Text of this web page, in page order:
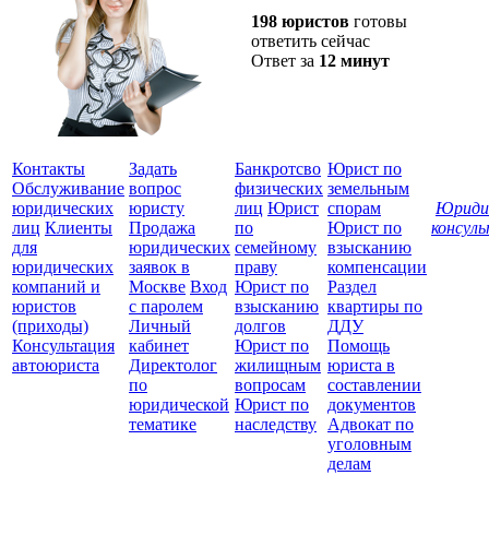
198 юристов готовы
ответить сейчас
Ответ за 12 минут
Контакты
Обслуживание
юридических
лиц Клиенты
для
юридических
компаний и
юристов
(приходы)
Консультация
автоюриста
Задать
вопрос
юристу
Продажа
юридических
заявок в
Москве Вход
с паролем
Личный
кабинет
Директолог
по
юридической
тематике
Банкротсво
физических
лиц Юрист
по
семейному
праву
Юрист по
взысканию
долгов
Юрист по
жилищным
вопросам
Юрист по
наследству
Юрист по
земельным
спорам
Юрист по
взысканию
компенсации
Раздел
квартиры по
ДДУ
Помощь
юриста в
составлении
документов
Адвокат по
уголовным
делам